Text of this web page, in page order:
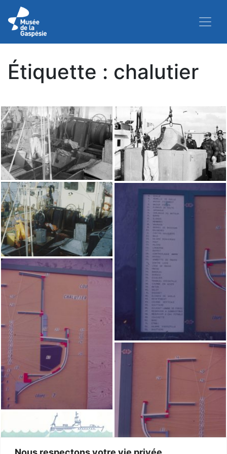
Étiquette : chalutier